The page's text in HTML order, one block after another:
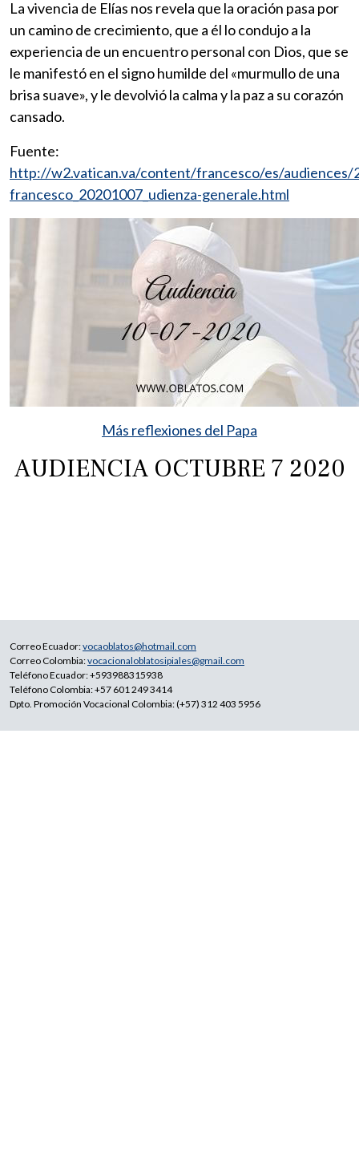
La vivencia de Elías nos revela que la oración pasa por
un camino de crecimiento, que a él lo condujo a la
experiencia de un encuentro personal con Dios, que se
le manifestó en el signo humilde del «murmullo de una
brisa suave», y le devolvió la calma y la paz a su corazón
cansado.
Fuente:
http://w2.vatican.va/content/francesco/es/audiences/
francesco_20201007_udienza-generale.html
Más reflexiones del Papa
AUDIENCIA OCTUBRE 7 2020
Correo Ecuador:vocaoblatos@hotmail.com
Correo Colombia:vocacionaloblatosipiales@gmail.com
Teléfono Ecuador: +593988315938
Teléfono Colombia: +57 601 249 3414
Dpto. Promoción Vocacional Colombia: (+57) 312 403 5956